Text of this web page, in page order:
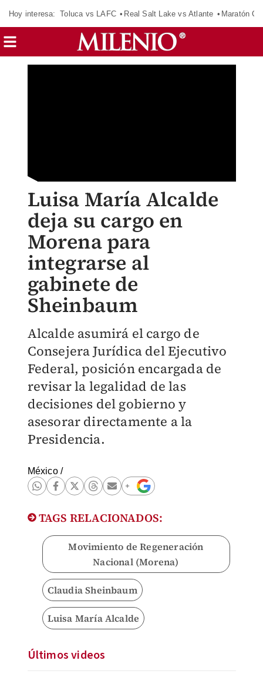
Hoy interesa: Toluca vs LAFC Real Salt Lake vs Atlante Maratón
Luisa María Alcalde
deja su cargo en
Morena para
integrarse al
gabinete de
Sheinbaum
Alcalde asumirá el cargo de
Consejera Jurídica del Ejecutivo
Federal, posición encargada de
revisar la legalidad de las
decisiones del gobierno y
asesorar directamente a la
Presidencia.
México/
TAGS RELACIONADOS:
Movimiento de Regeneración
Nacional (Morena)
Claudia Sheinbaum
Luisa María Alcalde
Últimos videos